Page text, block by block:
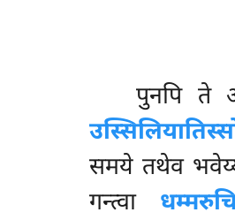
पुनपि ते
समये तथेव भवेय्य,
गन्त्वा